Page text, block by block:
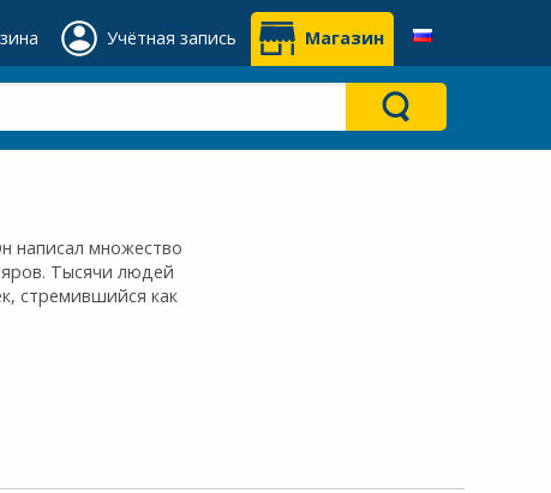
Учётная запись Магазин
написал множество
Тысячи людей
стремившийся как